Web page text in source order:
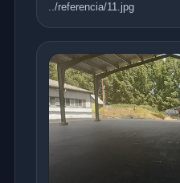
../referencia/11.jpg